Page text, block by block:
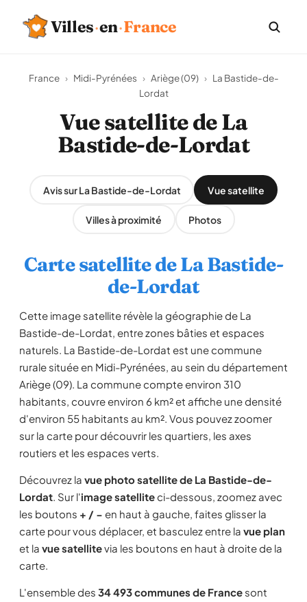
Villes·en·France
France › Midi-Pyrénées › Ariège (09) › La Bastide-de-
Lordat
Vue satellite de La
Bastide-de-Lordat
Avis sur La Bastide-de-Lordat Vue satellite
Villes à proximité Photos
Carte satellite de La Bastide-
de-Lordat
Cette image satellite révèle la géographie de La
Bastide-de-Lordat, entre zones bâties et espaces
naturels. La Bastide-de-Lordat est une commune
rurale située en Midi-Pyrénées, au sein du département
Ariège (09). La commune compte environ 310
habitants, couvre environ 6 km² et affiche une densité
d'environ 55 habitants au km². Vous pouvez zoomer
sur la carte pour découvrir les quartiers, les axes
routiers et les espaces verts.
Découvrez la vue photo satellite de La Bastide-de-
Lordat. Sur l'image satelliteci-dessous, zoomez avec
les boutons + / − en haut à gauche, faites glisser la
carte pour vous déplacer, et basculez entre la vue plan
et la vue satellitevia les boutons en haut à droite de la
carte.
L'ensemble des 34 493 communes de France sont